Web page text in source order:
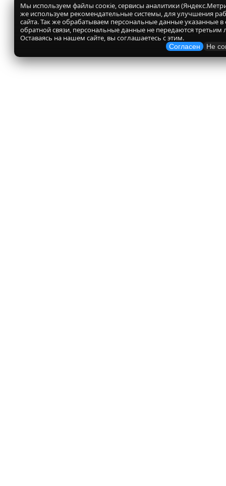
Мы используем файлы соокіе, сервисы аналитики
же используем рекомендательные системы, для улучшения
сайта. Так же обрабатываем персональные данные указанные
обратной связи, персональные данные не передаются третьим
Оставаясь на нашем сайте, вы соглашаетесь с этим.
Согласен Не